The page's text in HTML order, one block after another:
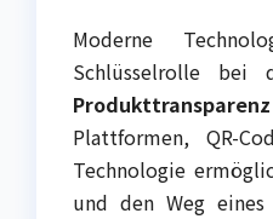
Moderne
Schlüsselrolle bei
Plattformen, QR-
Technologie
und den Weg